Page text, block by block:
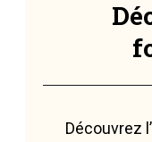
Découvrez